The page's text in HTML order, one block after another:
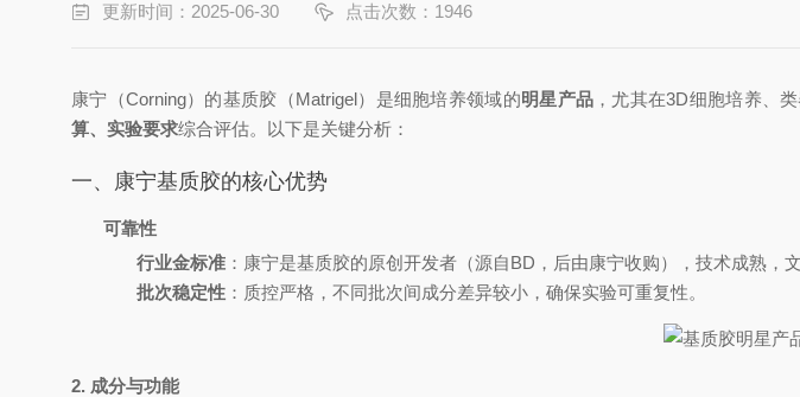
更新时间：2025-06-30 点击次数：1946
康宁（Corning）的基质胶（Matrigel）是细胞培养领域的明星产品 ，尤其在3D细胞培养、
算、实验要求综合评估。以下是关键分析：
一、康宁基质胶的核心优势
可靠性
行业金标准：康宁是基质胶的原创开发者（源自BD，后由康宁收购），技术成熟，
批次稳定性：质控严格，不同批次间成分差异较小，确保实验可重复性。
2. 成分与功能